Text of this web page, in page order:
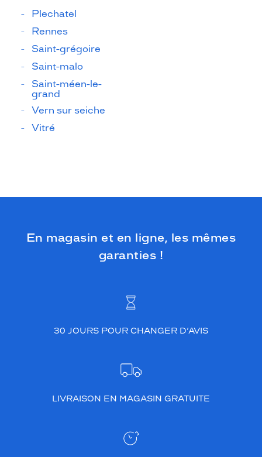
Plechatel
Rennes
Saint-grégoire
Saint-malo
Saint-méen-le-
grand
Vern sur seiche
Vitré
En magasin et en ligne, les mêmes
garanties !
30 JOURS POUR CHANGER D’AVIS
LIVRAISON EN MAGASIN GRATUITE